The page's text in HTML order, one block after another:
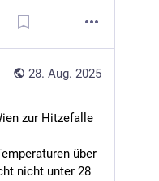
28. Aug. 2025
zur Hitzefalle
über
nicht unter 28